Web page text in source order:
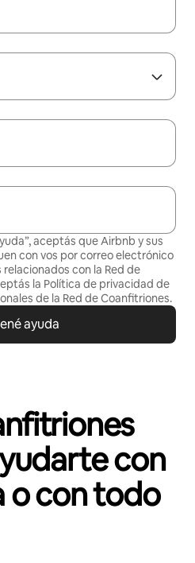
aceptás que Airbnb y sus
con vos por correo electrónico
con la Red de
la Política de privacidad de
de la Red de Coanfitriones.
ayuda
con
o con todo